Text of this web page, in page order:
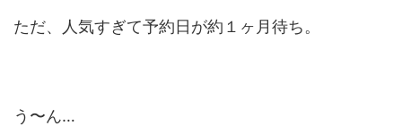
ただ、人気すぎて予約日が約１ヶ月待ち。
う〜ん…